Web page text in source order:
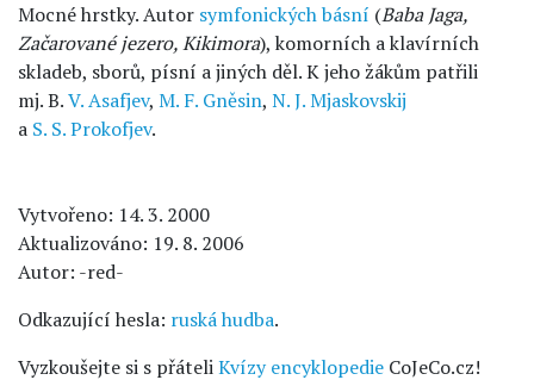
Mocné hrstky. Autor symfonických básní (Baba Jaga,
Začarované jezero, Kikimora), komorních a klavírních
skladeb, sborů, písní a jiných děl. K jeho žákům patřili
mj. B.V. Asafjev, M. F. Gněsin, N. J. Mjaskovskij
a S. S. Prokofjev.
Vytvořeno: 14. 3. 2000
Aktualizováno: 19. 8. 2006
Autor: -red-
Odkazující hesla: ruská hudba.
Vyzkoušejte si s přáteliKvízy encyklopedie CoJeCo.cz!